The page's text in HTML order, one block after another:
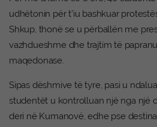
udhëtonin për t’iu bashkuar
Shkup, thonë se u përballën me
vazhdueshme dhe trajtim të
maqedonase.
Sipas dëshmive të tyre, pasi u
studentët u kontrolluan një nga një
deri në Kumanovë, edhe pse